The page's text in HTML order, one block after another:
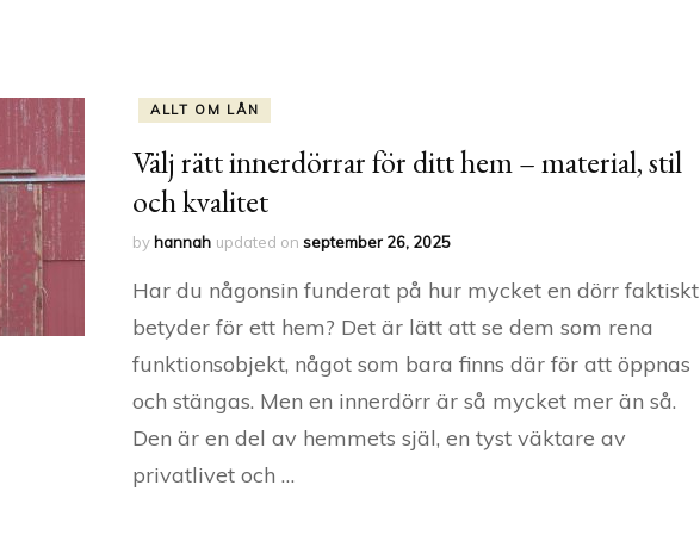
ALLT OM LÅN
Välj rätt innerdörrar för ditt hem – material, stil
och kvalitet
by hannah updated on september 26, 2025
Har du någonsin funderat på hur mycket en dörr faktiskt
betyder för ett hem? Det är lätt att se dem som rena
funktionsobjekt, något som bara finns där för att öppnas
och stängas. Men en innerdörr är så mycket mer än så.
Den är en del av hemmets själ, en tyst väktare av
privatlivet och …